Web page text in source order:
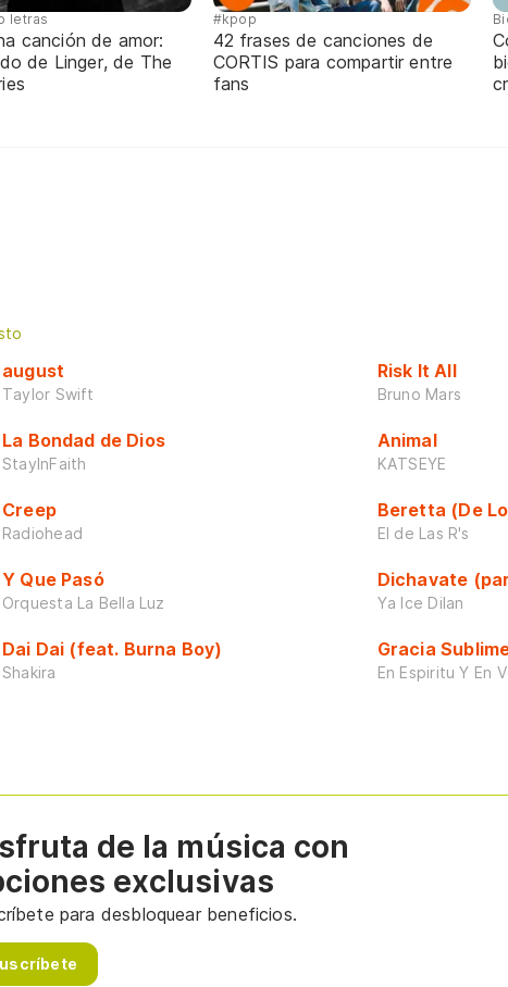
letras
canción de amor:
de Linger, de The
#kpop
42 frases de canciones de
CORTIS para compartir entre
fans
august
Taylor Swift
La Bondad de Dios
StayInFaith
Creep
Radiohead
Y Que Pasó
Orquesta La Bella Luz
Dai Dai (feat. Burna Boy)
Shakira
Risk It All
Bruno Mars
Animal
KATSEYE
Beretta (De
El de Las R's
Dichavate
Ya Ice Dilan
Gracia
En Espiritu Y En
de la música con
exclusivas
para desbloquear beneficios.